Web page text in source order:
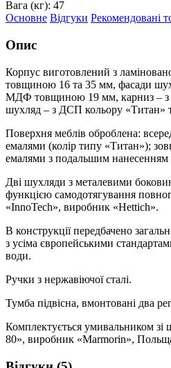
Вага (кг): 47
Основне Відгуки Рекомендовані
Опис
Корпус виготовлений з
товщиною 16 та 35 мм, фасади
МДФ товщиною 19 мм, карниз –
шухляд – з ДСП кольору
Поверхня меблів оброблена:
емалями (колір типу «Титан»);
емалями з подальшим нанесенням
Дві шухляди з металевими
функцією самодотягування
«InnoTech», виробник «Hettich».
В конструкції передбачено
з усіма європейськими
води.
Ручки з нержавіючої сталі.
Тумба підвісна, вмонтовані два
Комплектується умивальником
80», виробник «Marmorin»,